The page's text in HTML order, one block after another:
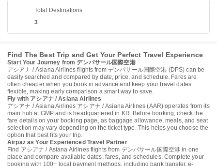
Total Destinations
3
Find The Best Trip and Get Your Perfect Travel Experience
Start Your Journey from デンパサール国際空港
アシアナ / Asiana Airlines flights from デンパサール国際空港 (DPS) can be
easily searched and compared by date, price, and schedule. Fares are
often cheaper when you book in advance and keep your travel dates
flexible, making early comparison a smart way to save.
Fly with アシアナ / Asiana Airlines
アシアナ / Asiana Airlines アシアナ / Asiana Airlines (AAR) operates from its
main hub at GMP and is headquartered in KR. Before booking, check the
fare details on your booking page, as baggage allowance, meals, and seat
selection may vary depending on the ticket type. This helps you choose the
option that best fits your trip.
Airpaz as Your Experienced Travel Partner
Find アシアナ / Asiana Airlines flights from デンパサール国際空港 in one
place and compare available dates, fares, and schedules. Complete your
booking with 100+ local payment methods, including bank transfer, e-